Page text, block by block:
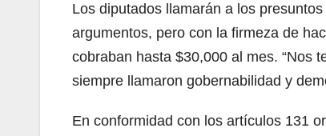
Los diputados llamarán a los
argumentos, pero con la firmeza de
cobraban hasta $30,000 al mes. “Nos
siempre llamaron gobernabilidad y
En conformidad con los artículos 131